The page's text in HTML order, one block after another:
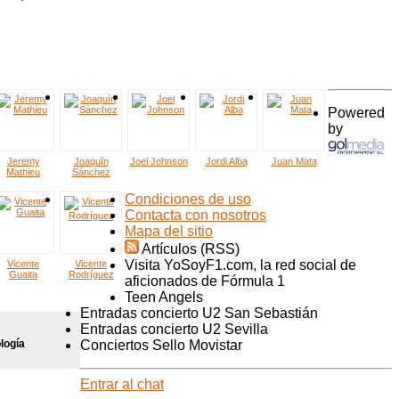
Jeremy
Mathieu
Joaquín
Sánchez
Joel Johnson Jordi Alba Juan Mata
Vicente
Guaita
Vicente
Rodríguez
Powered
by
Condiciones de uso
Contacta con nosotros
Mapa del sitio
Artículos (RSS)
Visita YoSoyF1.com, la red social de
aficionados de Fórmula 1
Teen Angels
Entradas concierto U2 San Sebastián
Entradas concierto U2 Sevilla
Conciertos Sello Movistar
Entrar al chat